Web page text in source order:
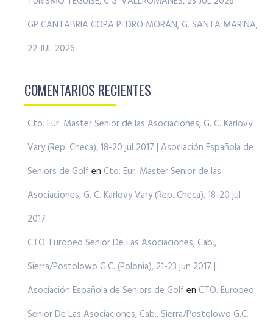
GP CANTABRIA COPA PEDRO MORÁN, G. SANTA MARINA,
22 JUL 2026
COMENTARIOS RECIENTES
Cto. Eur. Master Senior de las Asociaciones, G. C. Karlovy
Vary (Rep. Checa), 18-20 jul 2017 | Asociación Española de
Seniors de Golf en Cto. Eur. Master Senior de las
Asociaciones, G. C. Karlovy Vary (Rep. Checa), 18-20 jul
2017
CTO. Europeo Senior De Las Asociaciones, Cab.,
Sierra/Postolowo G.C. (Polonia), 21-23 jun 2017 |
Asociación Española de Seniors de Golf en CTO. Europeo
Senior De Las Asociaciones, Cab., Sierra/Postolowo G.C.